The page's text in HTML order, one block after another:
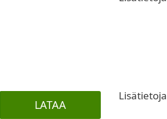
LATAA
Lisätietoja